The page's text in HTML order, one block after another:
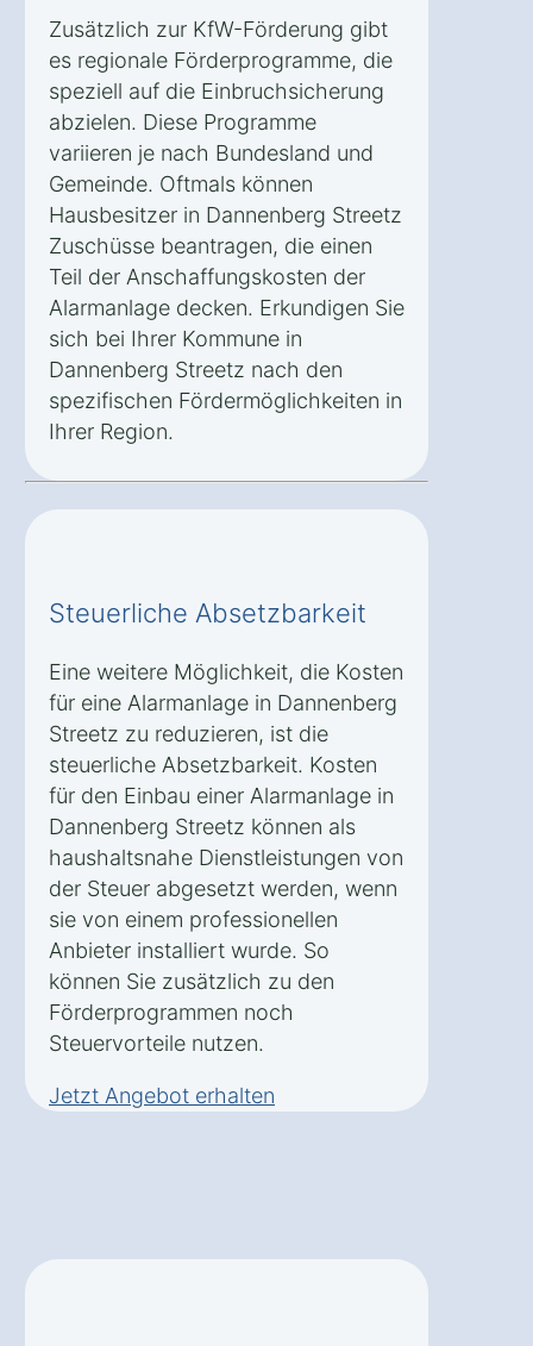
Zusätzlich zur KfW-Förderung gibt
es regionale Förderprogramme, die
speziell auf die Einbruchsicherung
abzielen. Diese Programme
variieren je nach Bundesland und
Gemeinde. Oftmals können
Hausbesitzer in Dannenberg Streetz
Zuschüsse beantragen, die einen
Teil der Anschaffungskosten der
Alarmanlage decken. Erkundigen Sie
sich bei Ihrer Kommune in
Dannenberg Streetz nach den
spezifischen Fördermöglichkeiten in
Ihrer Region.
Steuerliche Absetzbarkeit
Eine weitere Möglichkeit, die Kosten
für eine Alarmanlage in Dannenberg
Streetz zu reduzieren, ist die
steuerliche Absetzbarkeit. Kosten
für den Einbau einer Alarmanlage in
Dannenberg Streetz können als
haushaltsnahe Dienstleistungen von
der Steuer abgesetzt werden, wenn
sie von einem professionellen
Anbieter installiert wurde. So
können Sie zusätzlich zu den
Förderprogrammen noch
Steuervorteile nutzen.
Jetzt Angebot erhalten